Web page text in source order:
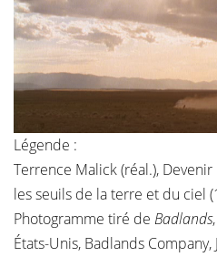
Légende :
Terrence Malick (réal.),
les seuils de la terre et du ciel
Photogramme tiré de Badlands
États-Unis, Badlands Company,